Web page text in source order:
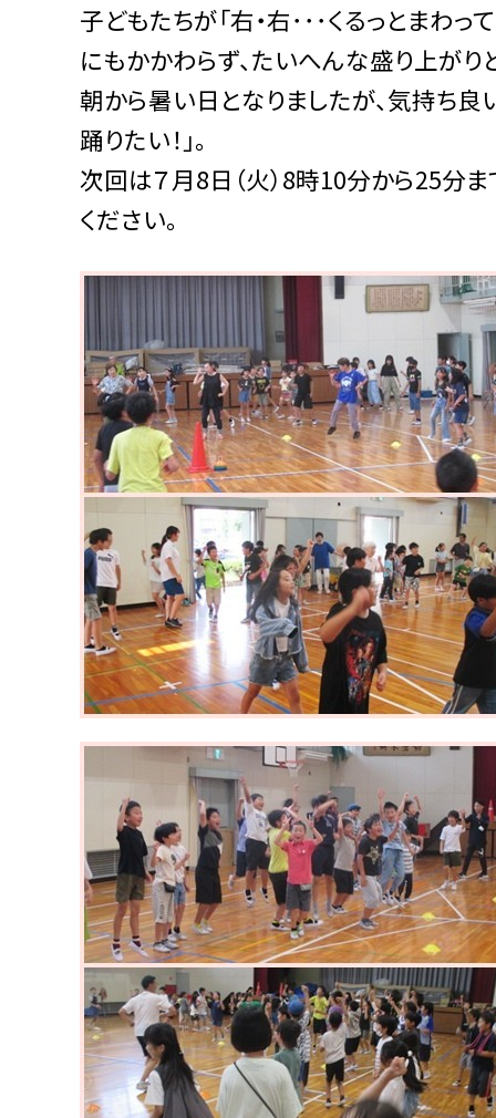
子どもたちが「右・右･･･くるっとまわっ
にもかかわらず、たいへんな盛り上がり
朝から暑い日となりましたが、気持ち良
踊りたい！」。
次回は７月8日（火）8時10分から25分
ください。